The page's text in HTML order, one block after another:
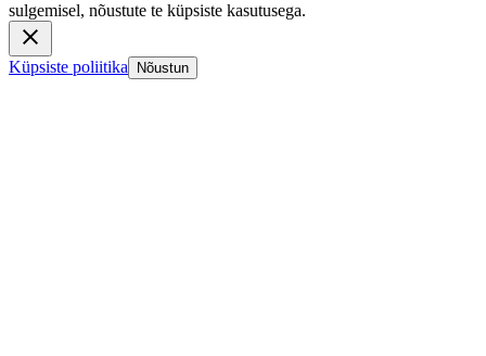
sulgemisel, nõustute te küpsiste kasutusega.
Küpsiste poliitika Nõustun